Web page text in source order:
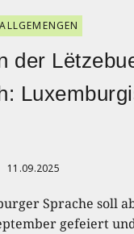
der
11.09.2025
Sprache soll
gefeiert